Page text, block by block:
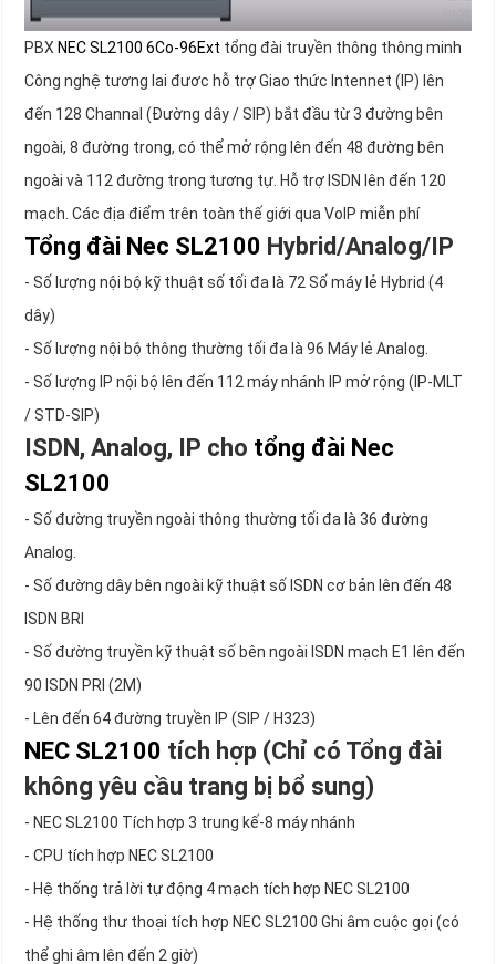
PBX NEC SL2100 6Co-96Ext tổng đài truyền thông thông minh
Công nghệ tương lai đươc hỗ trợ Giao thức Intennet (IP) lên
đến 128 Channal (Đường dây / SIP) bắt đầu từ 3 đường bên
ngoài, 8 đường trong, có thể mở rộng lên đến 48 đường bên
ngoài và 112 đường trong tương tự. Hỗ trợ ISDN lên đến 120
mạch. Các địa điểm trên toàn thế giới qua VoIP miễn phí
Tổng đài Nec SL2100 Hybrid/Analog/IP
- Số lượng nội bộ kỹ thuật số tối đa là 72 Số máy lẻ Hybrid (4
dây)
- Số lượng nội bộ thông thường tối đa là 96 Máy lẻ Analog.
- Số lượng IP nội bộ lên đến 112 máy nhánh IP mở rộng (IP-MLT
/ STD-SIP)
ISDN, Analog, IP cho tổng đài Nec
SL2100
- Số đường truyền ngoài thông thường tối đa là 36 đường
Analog.
- Số đường dây bên ngoài kỹ thuật số ISDN cơ bản lên đến 48
ISDN BRI
- Số đường truyền kỹ thuật số bên ngoài ISDN mạch E1 lên đến
90 ISDN PRI (2M)
- Lên đến 64 đường truyền IP (SIP / H323)
NEC SL2100 tích hợp (Chỉ có Tổng đài
không yêu cầu trang bị bổ sung)
- NEC SL2100 Tích hợp 3 trung kế-8 máy nhánh
- CPU tích hợp NEC SL2100
- Hệ thống trả lời tự động 4 mạch tích hợp NEC SL2100
- Hệ thống thư thoại tích hợp NEC SL2100 Ghi âm cuộc gọi (có
thể ghi âm lên đến 2 giờ)